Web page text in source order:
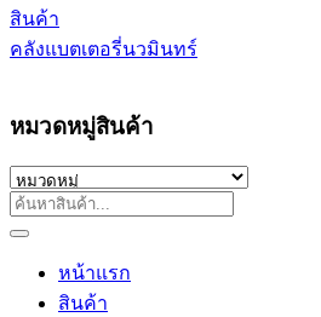
สินค้า
คลังแบตเตอรี่นวมินทร์
หมวดหมู่สินค้า
หน้าแรก
สินค้า